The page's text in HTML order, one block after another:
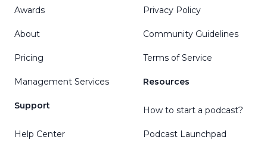
Awards
About
Pricing
Management Services
Support
Help Center
Privacy Policy
Community Guidelines
Terms of Service
Resources
How to start a podcast?
Podcast Launchpad